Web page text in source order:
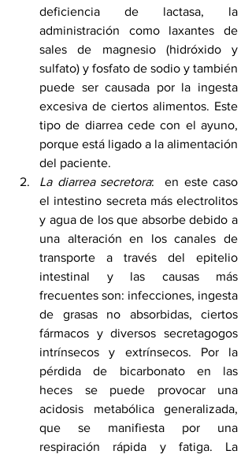
deficiencia de lactasa, la
administración como laxantes de
sales de magnesio (hidróxido y
sulfato) y fosfato de sodio y también
puede ser causada por la ingesta
excesiva de ciertos alimentos. Este
tipo de diarrea cede con el ayuno,
porque está ligado a la alimentación
del paciente.
La diarrea secretora:  en este caso
el intestino secreta más electrolitos
y agua de los que absorbe debido a
una alteración en los canales de
transporte a través del epitelio
intestinal y las causas más
frecuentes son: infecciones, ingesta
de grasas no absorbidas, ciertos
fármacos y diversos secretagogos
intrínsecos y extrínsecos. Por la
pérdida de bicarbonato en las
heces se puede provocar una
acidosis metabólica generalizada,
que se manifiesta por una
respiración rápida y fatiga. La